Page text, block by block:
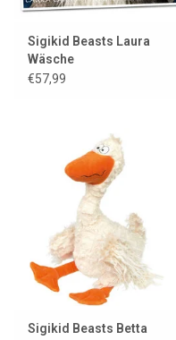
Sigikid Beasts Laura
Wäsche
€57,99
Sigikid Beasts Betta